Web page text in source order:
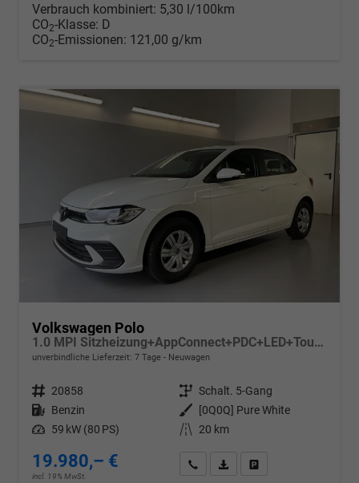
Verbrauch kombiniert: 5,30 l/100km
CO2-Klasse: D
CO2-Emissionen: 121,00 g/km
Volkswagen Polo
1.0 MPI Sitzheizung+AppConnect+PDC+LED+Touch+Lichtsensor+MultiLenkrad
unverbindliche Lieferzeit: 7 Tage Neuwagen
Fahrzeugnr. 20858 Getriebe Schalt. 5-Gang
Kraftstoff Benzin Außenfarbe
[0Q0Q] Pure White
Leistung 59 kW (80 PS) Kilometerstand 20 km
19.980,– €
incl. 19% MwSt.
Wir rufen Sie anPDF-Datei, Fahrzeugexposé